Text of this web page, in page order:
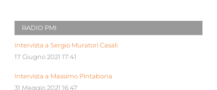
RADIO PMI
Intervista a Sergio Muratori Casali
17 Giugno 2021 17:41
Intervista a Massimo Pintabona
31 Maggio 2021 16:47